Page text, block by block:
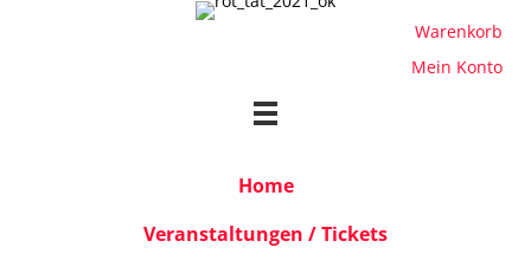
Warenkorb
Mein Konto
Home
Veranstaltungen / Tickets